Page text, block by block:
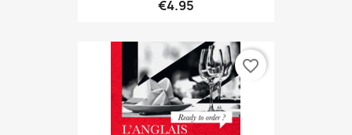
€4.95
favorite_border